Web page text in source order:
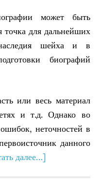
может быть
точка для дальнейших
шейха и в
биографий
или весь материал
и т.д. Однако во
неточностей в
данного
далее…]